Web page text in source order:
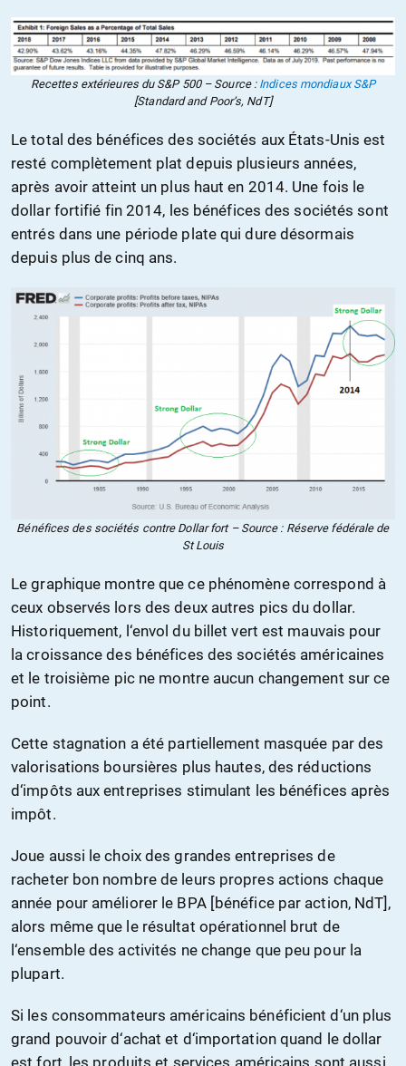
Recettes extérieures du S&P 500 – Source : Indices mondiaux S&P
[Standard and Poor’s, NdT]
Le total des bénéfices des sociétés aux États-Unis est
resté complètement plat depuis plusieurs années,
après avoir atteint un plus haut en 2014. Une fois le
dollar fortifié fin 2014, les bénéfices des sociétés sont
entrés dans une période plate qui dure désormais
depuis plus de cinq ans.
Bénéfices des sociétés contre Dollar fort – Source : Réserve fédérale de
St Louis
Le graphique montre que ce phénomène correspond à
ceux observés lors des deux autres pics du dollar.
Historiquement, l‘envol du billet vert est mauvais pour
la croissance des bénéfices des sociétés américaines
et le troisième pic ne montre aucun changement sur ce
point.
Cette stagnation a été partiellement masquée par des
valorisations boursières plus hautes, des réductions
d‘impôts aux entreprises stimulant les bénéfices après
impôt.
Joue aussi le choix des grandes entreprises de
racheter bon nombre de leurs propres actions chaque
année pour améliorer le BPA [bénéfice par action, NdT],
alors même que le résultat opérationnel brut de
l‘ensemble des activités ne change que peu pour la
plupart.
Si les consommateurs américains bénéficient d‘un plus
grand pouvoir d‘achat et d‘importation quand le dollar